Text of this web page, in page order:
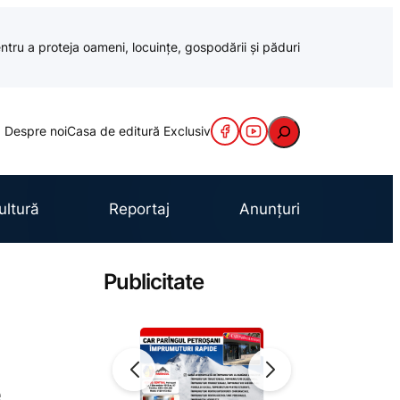
a proteja oameni, locuințe, gospodării și păduri
Despre noiCasa de editură Exclusiv Caută
Reportaj Anunțuri
Publicitate